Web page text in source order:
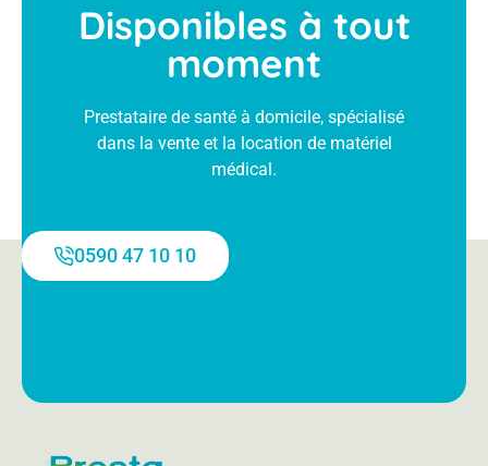
Disponibles à tout
moment
Prestataire de santé à domicile, spécialisé
dans la vente et la location de matériel
médical.
0590 47 10 10